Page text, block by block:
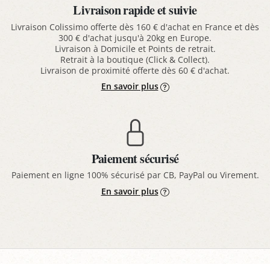
Livraison rapide et suivie
Livraison Colissimo offerte dès 160 € d'achat en France et dès
300 € d'achat jusqu'à 20kg en Europe.
Livraison à Domicile et Points de retrait.
Retrait à la boutique (Click & Collect).
Livraison de proximité offerte dès 60 € d'achat.
En savoir plus
Paiement sécurisé
Paiement en ligne 100% sécurisé par CB, PayPal ou Virement.
En savoir plus